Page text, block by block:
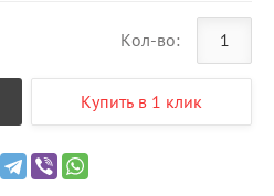
Кол-во:
Купить в 1 клик